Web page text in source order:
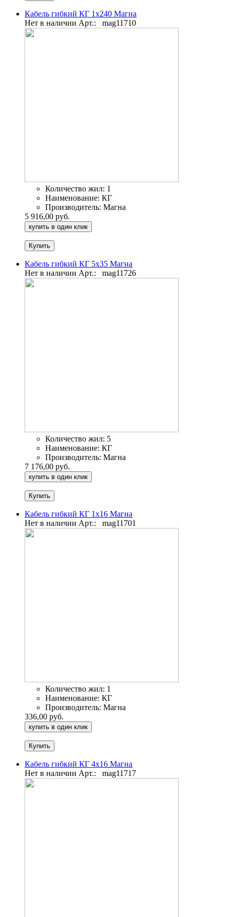
Кабель гибкий КГ 1х240 Магна
Нет в наличии Арт.: mag11710
Количество жил: 1
Наименование: КГ
Производитель: Магна
5 916,00 руб.
купить в один клик
Кабель гибкий КГ 5х35 Магна
Нет в наличии Арт.: mag11726
Количество жил: 5
Наименование: КГ
Производитель: Магна
7 176,00 руб.
купить в один клик
Кабель гибкий КГ 1х16 Магна
Нет в наличии Арт.: mag11701
Количество жил: 1
Наименование: КГ
Производитель: Магна
336,00 руб.
купить в один клик
Кабель гибкий КГ 4х16 Магна
Нет в наличии Арт.: mag11717